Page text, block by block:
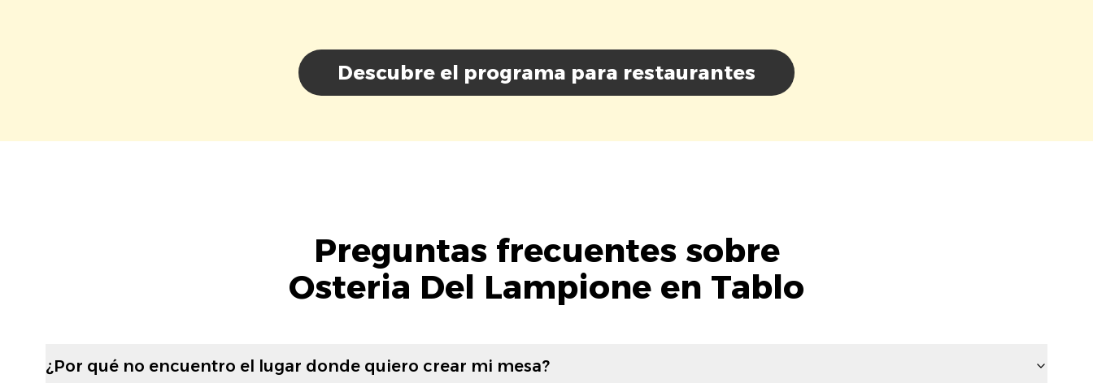
Descubre el programa para restaurantes
Preguntas frecuentes sobre
Osteria Del Lampione en Tablo
¿Por qué no encuentro el lugar donde quiero crear mi mesa?